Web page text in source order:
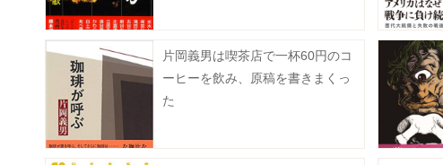
片岡義男は喫茶店で一杯60円のコ
ーヒーを飲み、原稿を書きまくっ
た